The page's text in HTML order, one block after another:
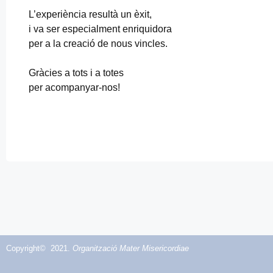
L’experiència resultà un èxit,
i va ser especialment enriquidora
per a la creació de nous vincles.
Gràcies a tots i a totes
per acompanyar-nos!
Copyright© 2021. Organització Mater Misericordiae